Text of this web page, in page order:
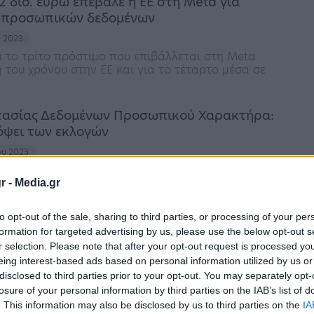
- Media.gr
opt-out of the sale, sharing to third parties, or processing of your
for targeted advertising by us, please use the below opt-out
selection. Please note that after your opt-out request is processed
interest-based ads based on personal information utilized by us
to third parties prior to your opt-out. You may separately
of your personal information by third parties on the IAB’s list of
This information may also be disclosed by us to third parties on the
δεδομένων
2023
το τρίτο πρόστιμο που επιβάλλεται στη Meta
χρόνου στην ΕΕ και για το τέταρτο μέσα σε
Δεδομένων Προσωπικού Χαρακτήρα:
των εκλογών
2023
media: Τι ισχύει για εργοδότες και
2023
στιγμή ο εργαζόμενος έχει μία γνήσια και
και είναι σε θέση να αρνηθεί ή να
συγκατάθεσή του χωρίς αρνητικές